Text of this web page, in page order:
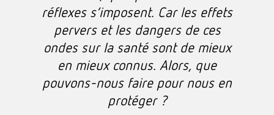
réflexes s’imposent. Car les effets
pervers et les dangers de ces
ondes sur la santé sont de mieux
en mieux connus. Alors, que
pouvons-nous faire pour nous en
protéger ?